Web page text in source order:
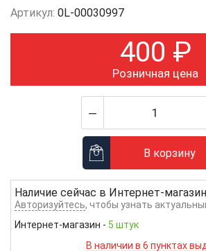
Артикул: 0L-00030997
400 ₽
Розничная цена
В корзину
Наличие сейчас в Интернет-
Авторизуйтесь, чтобы узнать
Интернет-магазин - 5 штук
В наличии в 6 пунктах